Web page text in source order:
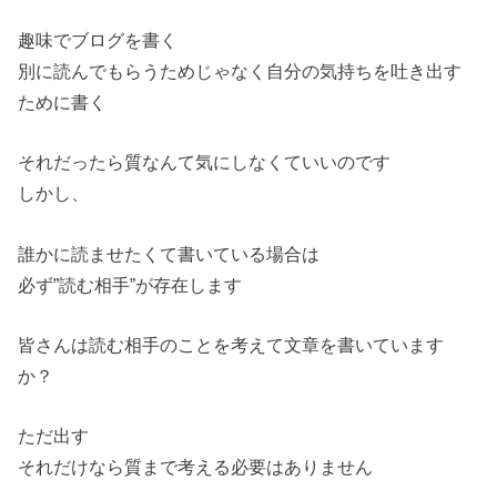
趣味でブログを書く
別に読んでもらうためじゃなく自分の気持ちを吐き出す
ために書く
それだったら質なんて気にしなくていいのです
しかし、
誰かに読ませたくて書いている場合は
必ず”読む相手”が存在します
皆さんは読む相手のことを考えて文章を書いています
か？
ただ出す
それだけなら質まで考える必要はありません